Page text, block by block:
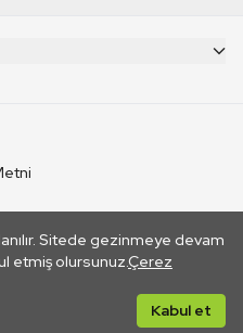
Sitede gezinmeye devam
etmiş olursunuz.Çerez
Kabul et
Bağlantı yoluyla gidilen dış